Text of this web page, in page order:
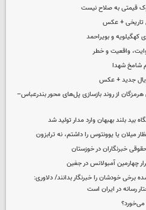
شوک قیمتی به صلاح نیست
تاریخی + عکس
و بویراحمد
واقعیت و خطر
شامخ شهدا
جدید + عکس
هرمزگان از روند بازسازی پل‌های محور بندرعباس–
میلان یا یوونتوس را داشتم، نه ترابزون
خبرنگاران در خوزستان
چهارمین آمبولانس در جغین
خودشان را خبرنگار بدانند/ دلاوری:
رسانه در ایران است
می‌خورد؟